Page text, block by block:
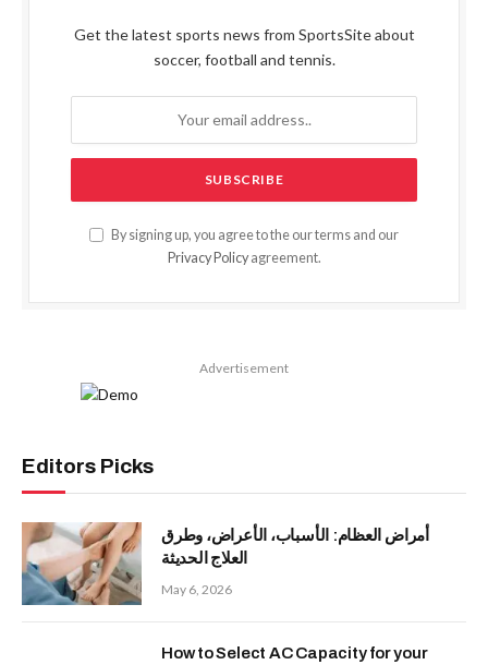
Get the latest sports news from SportsSite about
soccer, football and tennis.
By signing up, you agree to the our terms and our
Privacy Policyagreement.
Advertisement
Editors Picks
أمراض العظام: الأسباب، الأعراض، وطرق
العلاج الحديثة
May 6, 2026
How to Select AC Capacity for your